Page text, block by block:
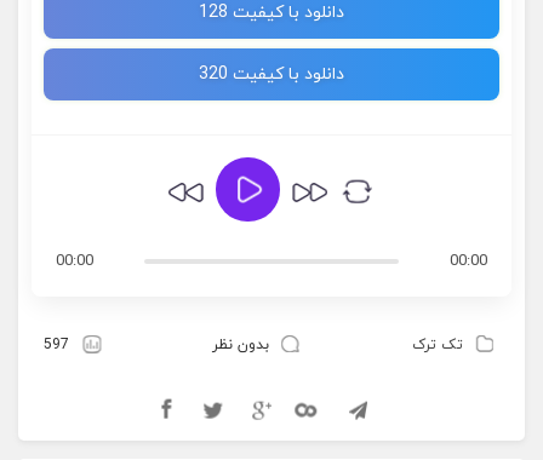
دانلود با کیفیت 128
دانلود با کیفیت 320
00:00
00:00
تک ترک بدون نظر 597